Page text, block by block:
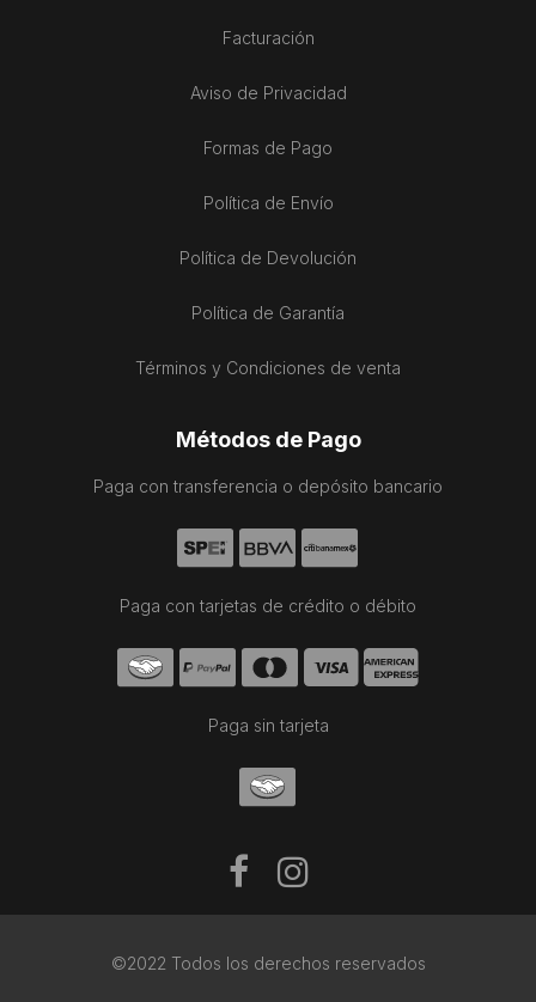
Facturación
Aviso de Privacidad
Formas de Pago
Política de Envío
Política de Devolución
Política de Garantía
Términos y Condiciones de venta
Métodos de Pago
Paga con transferencia o depósito bancario
Paga con tarjetas de crédito o débito
Paga sin tarjeta
©2022 Todos los derechos reservados